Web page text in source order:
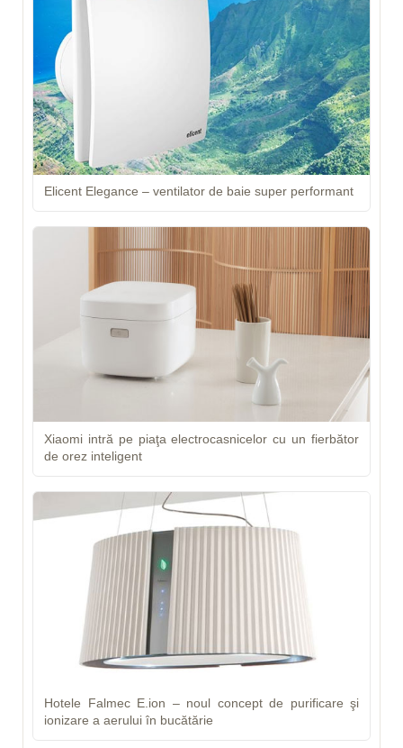
Elicent Elegance – ventilator de baie super performant
Xiaomi intră pe piaţa electrocasnicelor cu un fierbător
de orez inteligent
Hotele Falmec E.ion – noul concept de purificare şi
ionizare a aerului în bucătărie